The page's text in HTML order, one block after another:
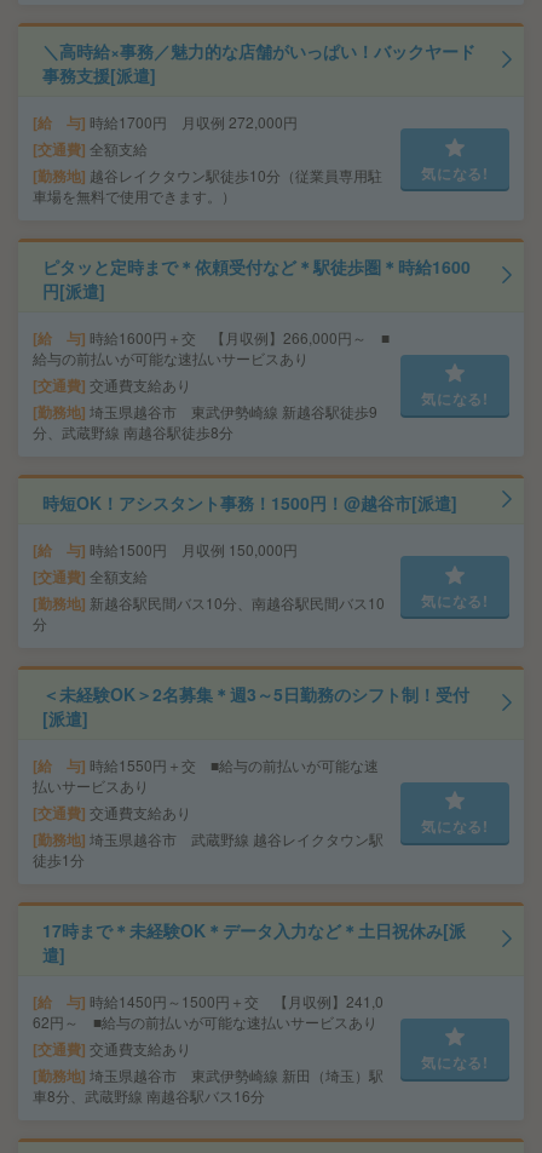
＼高時給×事務／魅力的な店舗がいっぱい！バックヤード
事務支援[派遣]
給 与 時給1700円 月収例 272,000円
交通費 全額支給
勤務地 越谷レイクタウン駅徒歩10分（従業員専用駐
車場を無料で使用できます。）
気になる!
ピタッと定時まで＊依頼受付など＊駅徒歩圏＊時給1600
円[派遣]
給 与 時給1600円＋交 【月収例】266,000円～ ■
給与の前払いが可能な速払いサービスあり
交通費 交通費支給あり
勤務地 埼玉県越谷市 東武伊勢崎線 新越谷駅徒歩9
分、武蔵野線 南越谷駅徒歩8分
気になる!
時短OK！アシスタント事務！1500円！@越谷市[派遣]
給 与 時給1500円 月収例 150,000円
交通費 全額支給
勤務地 新越谷駅民間バス10分、南越谷駅民間バス10
分
気になる!
＜未経験OK＞2名募集＊週3～5日勤務のシフト制！受付
[派遣]
給 与 時給1550円＋交 ■給与の前払いが可能な速
払いサービスあり
交通費 交通費支給あり
勤務地 埼玉県越谷市 武蔵野線 越谷レイクタウン駅
徒歩1分
気になる!
17時まで＊未経験OK＊データ入力など＊土日祝休み[派
遣]
給 与 時給1450円～1500円＋交 【月収例】241,0
62円～ ■給与の前払いが可能な速払いサービスあり
交通費 交通費支給あり
勤務地 埼玉県越谷市 東武伊勢崎線 新田（埼玉）駅
車8分、武蔵野線 南越谷駅バス16分
気になる!